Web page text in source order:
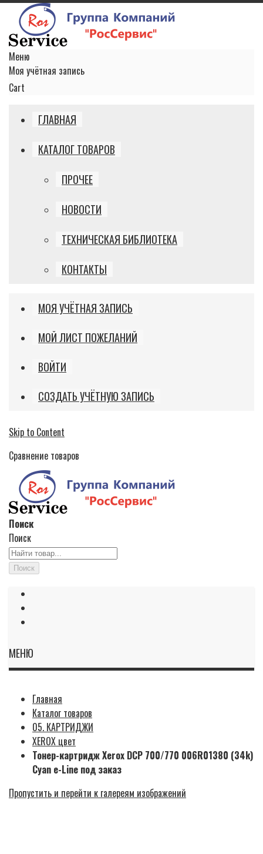
Меню
Моя учётная запись
Cart
ГЛАВНАЯ
КАТАЛОГ ТОВАРОВ
ПРОЧЕЕ
НОВОСТИ
ТЕХНИЧЕСКАЯ БИБЛИОТЕКА
КОНТАКТЫ
МОЯ УЧЁТНАЯ ЗАПИСЬ
МОЙ ЛИСТ ПОЖЕЛАНИЙ
ВОЙТИ
СОЗДАТЬ УЧЁТНУЮ ЗАПИСЬ
Skip to Content
Сравнение товаров
Поиск
Поиск
Поиск
МЕНЮ
Главная
Каталог товаров
05. КАРТРИДЖИ
XEROX цвет
Тонер-картридж Xerox DCP 700/770 006R01380 (34k)
Cyan e-Line под заказ
Пропустить и перейти к галереям изображений